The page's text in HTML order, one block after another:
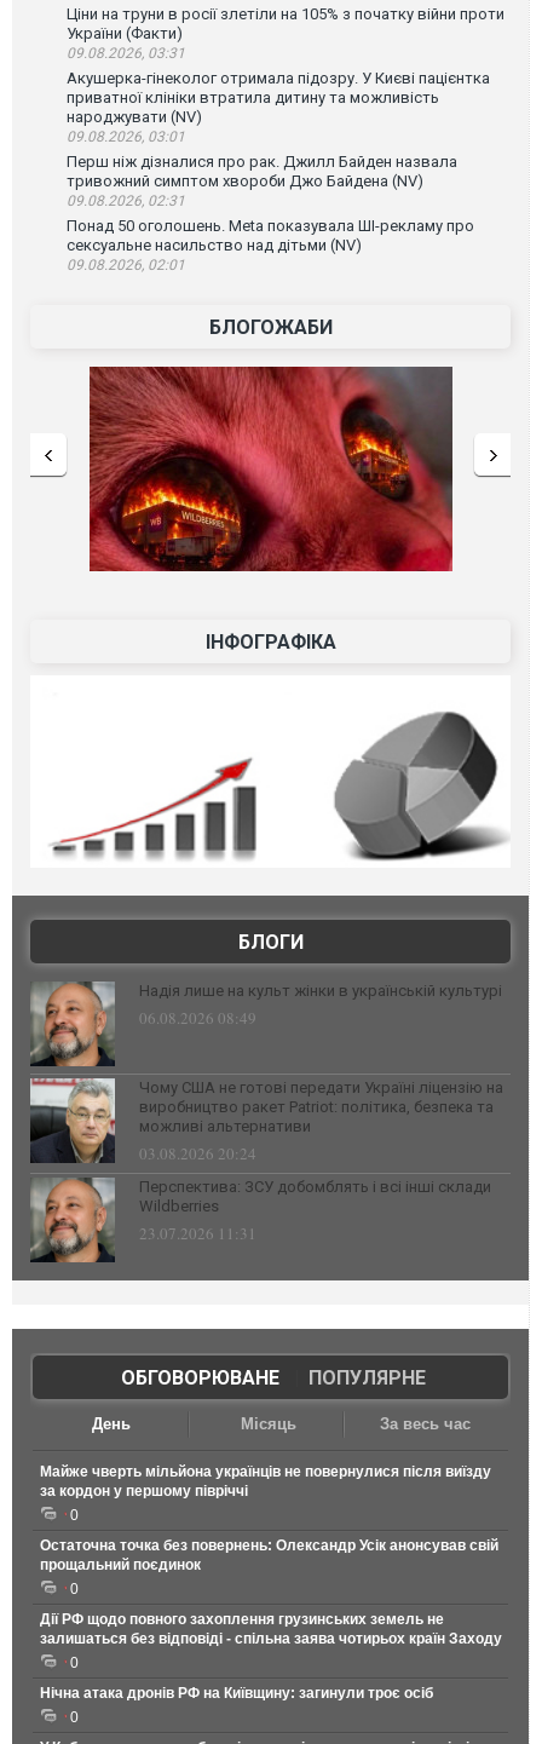
Ціни на труни в росії злетіли на 105% з початку війни проти
України (Факти)
09.08.2026, 03:31
Акушерка-гінеколог отримала підозру. У Києві пацієнтка
приватної клініки втратила дитину та можливість
народжувати (NV)
09.08.2026, 03:01
Перш ніж дізналися про рак. Джилл Байден назвала
тривожний симптом хвороби Джо Байдена (NV)
09.08.2026, 02:31
Понад 50 оголошень. Meta показувала ШІ-рекламу про
сексуальне насильство над дітьми (NV)
09.08.2026, 02:01
БЛОГОЖАБИ
ІНФОГРАФІКА
БЛОГИ
Надія лише на культ жінки в українській культурі
06.08.2026 08:49
Чому США не готові передати Україні ліцензію на
виробництво ракет Patriot: політика, безпека та
можливі альтернативи
03.08.2026 20:24
Перспектива: ЗСУ добомблять і всі інші склади
Wildberries
23.07.2026 11:31
ОБГОВОРЮВАНЕ| ПОПУЛЯРНЕ
День Місяць За весь час
Майже чверть мільйона українців не повернулися після виїзду
за кордон у першому півріччі
0
Остаточна точка без повернень: Олександр Усік анонсував свій
прощальний поєдинок
0
Дії РФ щодо повного захоплення грузинських земель не
залишаться без відповіді - спільна заява чотирьох країн Заходу
0
Нічна атака дронів РФ на Київщину: загинули троє осіб
0